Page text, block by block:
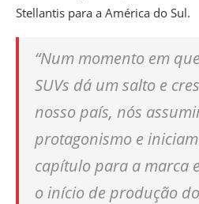
Stellantis para a América do Sul.
“Num momento em
SUVs dá um salto e
nosso país, nós
protagonismo e
capítulo para a marca
o início de produção